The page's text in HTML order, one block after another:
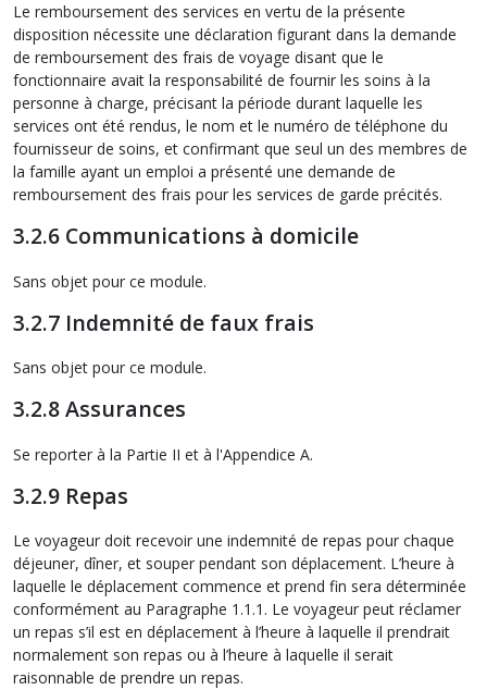
Le remboursement des services en vertu de la présente
disposition nécessite une déclaration figurant dans la demande
de remboursement des frais de voyage disant que le
fonctionnaire avait la responsabilité de fournir les soins à la
personne à charge, précisant la période durant laquelle les
services ont été rendus, le nom et le numéro de téléphone du
fournisseur de soins, et confirmant que seul un des membres de
la famille ayant un emploi a présenté une demande de
remboursement des frais pour les services de garde précités.
3.2.6 Communications à domicile
Sans objet pour ce module.
3.2.7 Indemnité de faux frais
Sans objet pour ce module.
3.2.8 Assurances
Se reporter à la Partie II et à l'Appendice A.
3.2.9 Repas
Le voyageur doit recevoir une indemnité de repas pour chaque
déjeuner, dîner, et souper pendant son déplacement. L’heure à
laquelle le déplacement commence et prend fin sera déterminée
conformément au Paragraphe 1.1.1. Le voyageur peut réclamer
un repas s’il est en déplacement à l’heure à laquelle il prendrait
normalement son repas ou à l’heure à laquelle il serait
raisonnable de prendre un repas.